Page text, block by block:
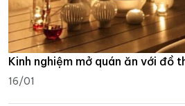
Kinh nghiệm mở quán ăn với đồ
16/01